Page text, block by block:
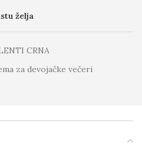
želja
CRNA
za devojačke večeri